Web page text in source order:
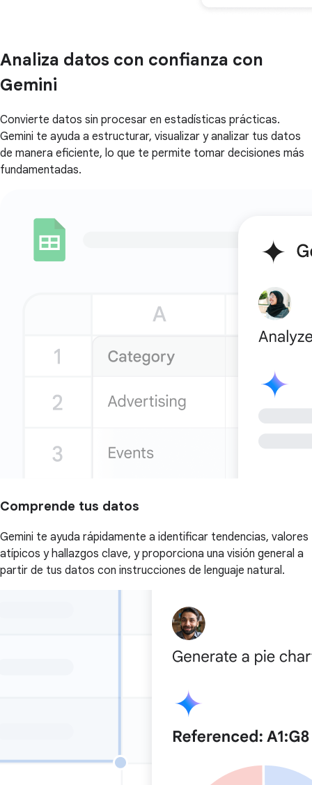
Analiza datos con confianza con
Gemini
Convierte datos sin procesar en estadísticas prácticas.
Gemini te ayuda a estructurar, visualizar y analizar tus datos
de manera eficiente, lo que te permite tomar decisiones más
fundamentadas.
Comprende tus datos
Gemini te ayuda rápidamente a identificar tendencias, valores
atípicos y hallazgos clave, y proporciona una visión general a
partir de tus datos con instrucciones de lenguaje natural.